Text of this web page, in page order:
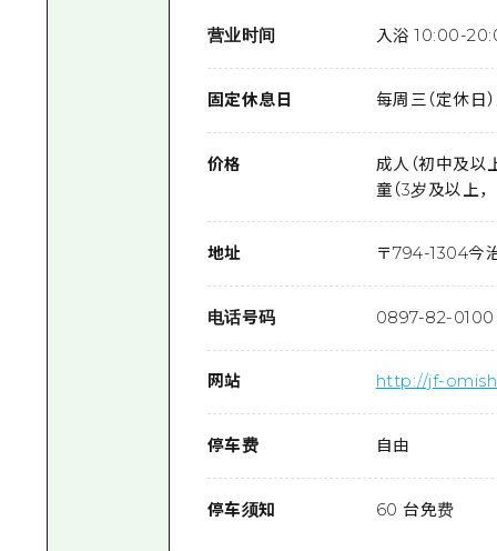
营业时间 入浴 10:00-
固定休息日 每周三（定休日
价格
成人（初中及以
童（3岁及以上
地址 〒794-1304今
电话号码 0897-82-0100
网站 http://jf-
停车费 自由
停车须知 60 台免费